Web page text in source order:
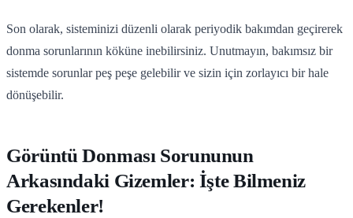
Son olarak, sisteminizi düzenli olarak periyodik bakımdan geçirerek
donma sorunlarının köküne inebilirsiniz. Unutmayın, bakımsız bir
sistemde sorunlar peş peşe gelebilir ve sizin için zorlayıcı bir hale
dönüşebilir.
Görüntü Donması Sorununun
Arkasındaki Gizemler: İşte Bilmeniz
Gerekenler!